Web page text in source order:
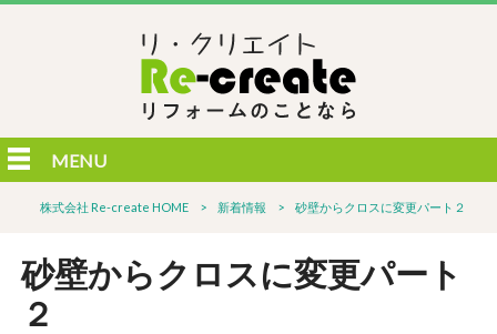
MENU
株式会社 Re-create HOME > 新着情報 > 砂壁からクロスに変更パート２
砂壁からクロスに変更パート
２